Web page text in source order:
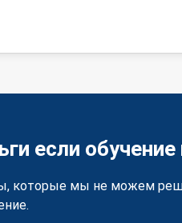
если обучение
которые мы не можем